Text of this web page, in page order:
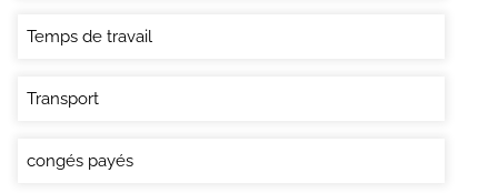
Temps de travail
Transport
congés payés